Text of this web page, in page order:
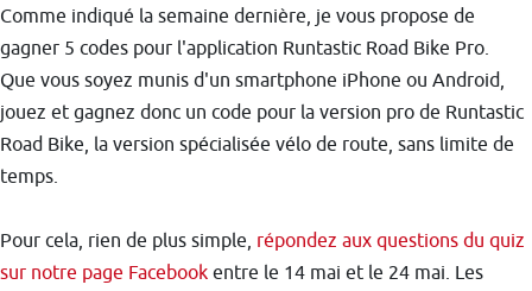
Comme indiqué la semaine dernière, je vous propose de
gagner 5 codes pour l'application Runtastic Road Bike Pro.
Que vous soyez munis d'un smartphone iPhone ou Android,
jouez et gagnez donc un code pour la version pro de Runtastic
Road Bike, la version spécialisée vélo de route, sans limite de
temps.
Pour cela, rien de plus simple, répondez aux questions du quiz
sur notre page Facebook entre le 14 mai et le 24 mai. Les